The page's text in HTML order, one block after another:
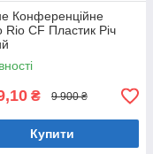
Конференційне
Rio CF Пластик Річ
₴ 9 900 ₴
Купити